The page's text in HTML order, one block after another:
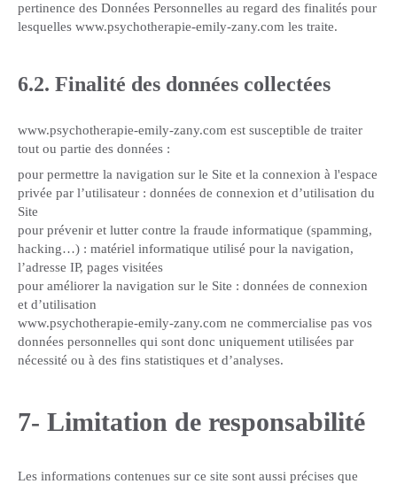
pertinence des Données Personnelles au regard des finalités pour
lesquelles www.psychotherapie-emily-zany.com les traite.
6.2. Finalité des données collectées
www.psychotherapie-emily-zany.com est susceptible de traiter
tout ou partie des données :
pour permettre la navigation sur le Site et la connexion à l'espace
privée par l’utilisateur : données de connexion et d’utilisation du
Site
pour prévenir et lutter contre la fraude informatique (spamming,
hacking…) : matériel informatique utilisé pour la navigation,
l’adresse IP, pages visitées
pour améliorer la navigation sur le Site : données de connexion
et d’utilisation
www.psychotherapie-emily-zany.com ne commercialise pas vos
données personnelles qui sont donc uniquement utilisées par
nécessité ou à des fins statistiques et d’analyses.
7- Limitation de responsabilité
Les informations contenues sur ce site sont aussi précises que